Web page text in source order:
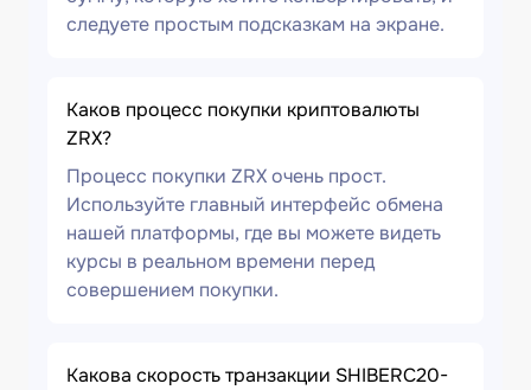
следуете простым подсказкам на экране.
Каков процесс покупки криптовалюты
ZRX?
Процесс покупки ZRX очень прост.
Используйте главный интерфейс обмена
нашей платформы, где вы можете видеть
курсы в реальном времени перед
совершением покупки.
Какова скорость транзакции SHIBERC20-